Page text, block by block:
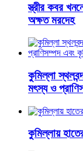
স্ত্রীর কবর
অক্ষত মরদেহ
কুমিল্লা
মৎস্য ও
কুমিল্লায়